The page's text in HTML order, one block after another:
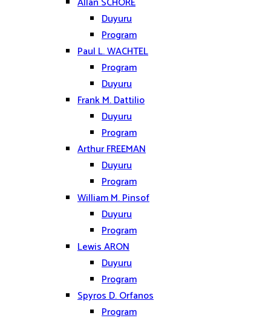
Duyuru
Program
Paul L. WACHTEL
Program
Duyuru
Frank M. Dattilio
Duyuru
Program
Arthur FREEMAN
Duyuru
Program
William M. Pinsof
Duyuru
Program
Lewis ARON
Duyuru
Program
Spyros D. Orfanos
Program